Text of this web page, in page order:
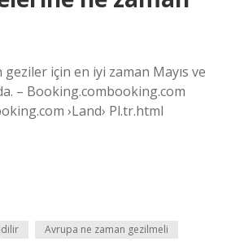
geziler için en iyi zaman Mayıs ve
– Booking.combooking.com
›Land› Pl.tr.html
Avrupa ne zaman gezilmeli